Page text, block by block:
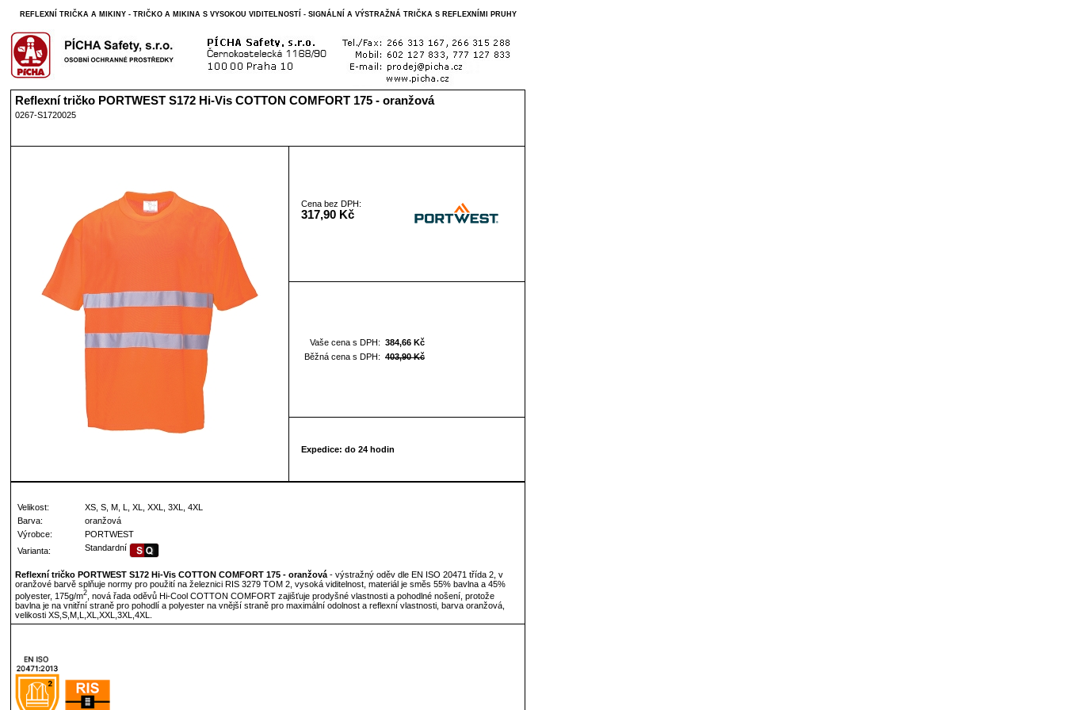
REFLEXNÍ TRIČKA A MIKINY - TRIČKO A MIKINA S VYSOKOU VIDITELNOSTÍ - SIGNÁLNÍ A VÝSTRAŽNÁ TRIČKA S REFLEXNÍMI PRUHY
Reflexní tričko PORTWEST S172 Hi-Vis COTTON COMFORT 175 - oranžová
0267-S1720025
Cena bez DPH:
317,90 Kč
Vaše cena s DPH: 384,66 Kč
Běžná cena s DPH: 403,90 Kč
Expedice: do 24 hodin
Velikost:
XS, S, M, L, XL, XXL, 3XL, 4XL
Barva:
oranžová
Výrobce:
PORTWEST
Varianta:
Standardní
Reflexní tričko PORTWEST S172 Hi-Vis COTTON COMFORT 175 - oranžová - výstražný oděv dle EN ISO 20471 třída 2, v
oranžové barvě splňuje normy pro použití na železnici RIS 3279 TOM 2, vysoká viditelnost, materiál je směs 55% bavlna a 45%
polyester, 175g/m2 , nová řada oděvů Hi-Cool COTTON COMFORT zajišťuje prodyšné vlastnosti a pohodlné nošení, protože
bavlna je na vnitřní straně pro pohodlí a polyester na vnější straně pro maximální odolnost a reflexní vlastnosti, barva oranžová,
velikosti XS,S,M,L,XL,XXL,3XL,4XL.